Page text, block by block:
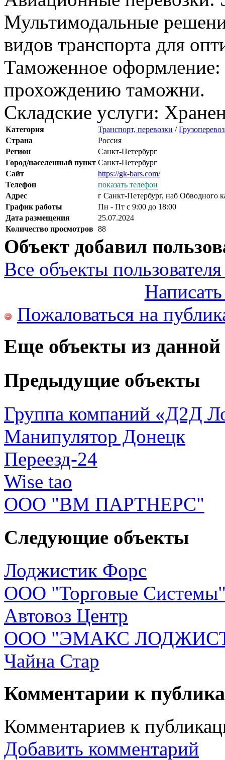
Мультимодальные
видов транспорта для
Таможенное
прохождению таможни.
Складские услуги:
Категория Транспорт, перевозки /
Страна
Россия
Регион
Санкт-Петербург
Город/населенный пункт Санкт-Петербург
Сайт
https://gk-bars.com/
Телефон
показать телефон
Адрес
г Санкт-Петербург, наб Обводного
График работы
Пн - Пт с 9:00 до 18:00
Дата размещения
25.07.2024
Количество просмотров 88
Объект добавил
Все объекты
Пожаловаться на
Еще объекты из данной
Предыдущие объекты
Группа компаний «Д2Д
Манипулятор Донецк
Переезд-24
Wise tao
ООО "ВМ ПАРТНЕРС"
Следующие объекты
Лоджистик Форс
ООО "Торговые
Автовоз Центр
ООО "ЭМАКС
Чайна Стар
Комментарии к
Комментариев к
Добавить комментарий